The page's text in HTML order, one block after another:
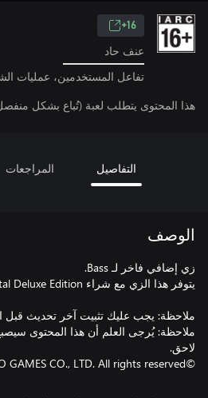
16+
عنف حاد
تفاعل المستخدمين، عمليات
هذا المحتوى يتطلب لعبة (تُباع بشكل
التفاصيل المراجعات
الوصف
ملاحظة: يُرجى العلم أن هذا المحتوى
©KOEI TECMO GAMES CO., LTD. All rights reserved.